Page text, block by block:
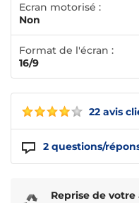
22 avis
2 questions/
Ecran motorisé :
Non
Format de l'écran :
16/9
Reprise de